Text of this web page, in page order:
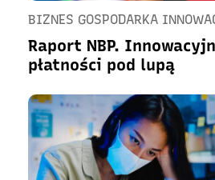
BIZNES GOSPODARKA
Raport NBP.
płatności pod lupą